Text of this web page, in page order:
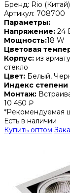
Бренд: Rio (Китай)
Артикул: 708700
Параметры:
Напряжение: 24
Мощность:18 W
Цветовая
Корпус: из
стекло
Цвет: Белый,
Индекс
Монтаж:
10 450 ₽
*Рекомендуемая
Есть в наличии
Купить оптом